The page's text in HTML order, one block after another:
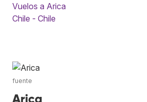
Vuelos a Arica
Chile - Chile
fuente
Arica